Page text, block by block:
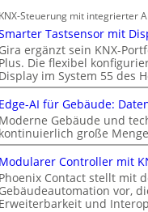
Steuerung mit integrierter
Tastsensor mit
ergänzt sein KNX-
Die flexibel
im System 55 des
AI für Gebäude:
Gebäude und
große
Controller mit
Contact stellt mit
vor,
und